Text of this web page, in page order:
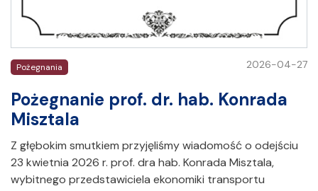
Pożegnania 2026-04-27
Pożegnanie prof. dr. hab. Konrada
Misztala
Z głębokim smutkiem przyjęliśmy wiadomość o odejściu
23 kwietnia 2026 r. prof. dra hab. Konrada Misztala,
wybitnego przedstawiciela ekonomiki transportu